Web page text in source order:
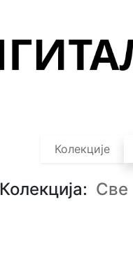
Колекције
Колекција: Све